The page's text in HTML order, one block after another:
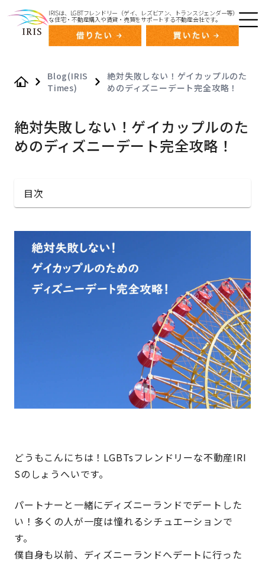
IRISは、LGBTフレンドリー（ゲイ、レズビアン、トランスジェンダー等）
な住宅・不動産購入や賃貸・売買をサポートする不動産会社です。
Blog(IRIS
Times)
絶対失敗しない！ゲイカップルのた
めのディズニーデート完全攻略！
絶対失敗しない！ゲイカップルのた
めのディズニーデート完全攻略！
どうもこんにちは！LGBTsフレンドリーな不動産IRI
Sのしょうへいです。
パートナーと一緒にディズニーランドでデートした
い！多くの人が一度は憧れるシチュエーションで
す。
僕自身も以前、ディズニーランドへデートに行った
目次